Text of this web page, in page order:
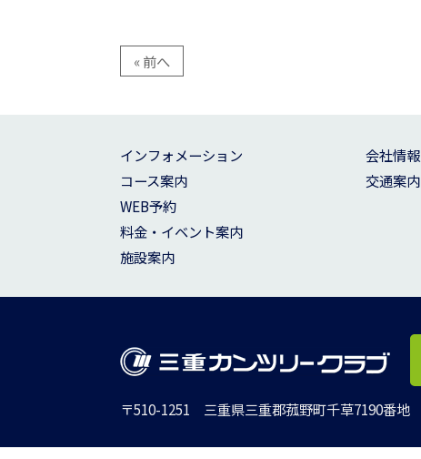
« 前へ
インフォメーション
コース案内
WEB予約
料金・イベント案内
施設案内
会社情報
交通案内
〒510-1251 三重県三重郡菰野町千草7190番地